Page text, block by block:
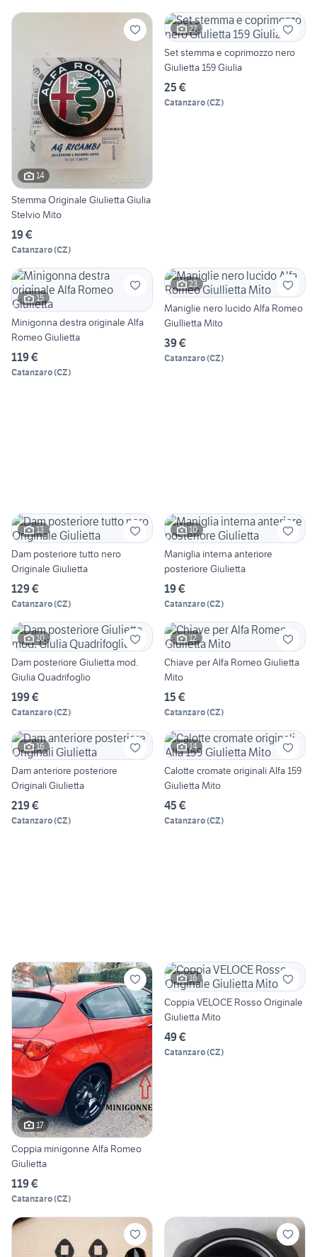
14
Stemma Originale Giulietta Giulia
Stelvio Mito
19 €
Catanzaro(CZ)
27
Set stemma e coprimozzo nero
Giulietta 159 Giulia
25 €
Catanzaro(CZ)
15
Minigonna destra originale Alfa
Romeo Giulietta
119 €
Catanzaro(CZ)
23
Maniglie nero lucido Alfa Romeo
Giullietta Mito
39 €
Catanzaro(CZ)
13
Dam posteriore tutto nero
Originale Giulietta
129 €
Catanzaro(CZ)
10
Maniglia interna anteriore
posteriore Giulietta
19 €
Catanzaro(CZ)
10
Dam posteriore Giulietta mod.
Giulia Quadrifoglio
199 €
Catanzaro(CZ)
12
Chiave per Alfa Romeo Giulietta
Mito
15 €
Catanzaro(CZ)
16
Dam anteriore posteriore
Originali Giulietta
219 €
Catanzaro(CZ)
14
Calotte cromate originali Alfa 159
Giulietta Mito
45 €
Catanzaro(CZ)
17
Coppia minigonne Alfa Romeo
Giulietta
119 €
Catanzaro(CZ)
16
Coppia VELOCE Rosso Originale
Giulietta Mito
49 €
Catanzaro(CZ)